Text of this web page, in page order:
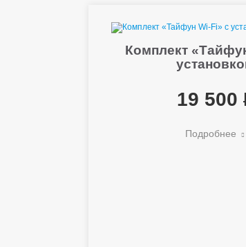
Комплект
19 500
Подробнее